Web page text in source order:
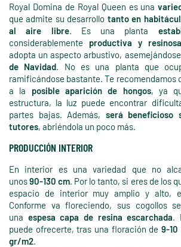
Royal Domina de Royal Queen es una
que admite su desarrollo tanto en
al aire libre. Es una planta
considerablemente productiva y resinosa
adopta un aspecto arbustivo,
de Navidad. No es una planta que
ramificándose bastante. Te recomendamos
a la posible aparición de hongos, ya
estructura, la luz puede encontrar
partes bajas. Además, será beneficioso
tutores, abriéndola un poco más.
PRODUCCIÓN INTERIOR
En interior es una variedad que no
unos90-130 cm. Por lo tanto, si eres de los
espacio de interior muy amplio y alto,
Conforme va floreciendo, sus cogollos
una espesa capa de resina escarchada.
puede ofrecerte, tras una floración de 9-10
gr/m2.